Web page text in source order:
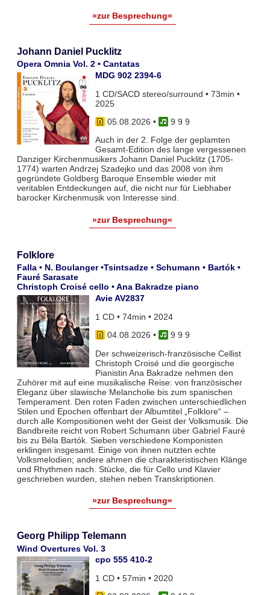
»zur Besprechung«
Johann Daniel Pucklitz
Opera Omnia Vol. 2 • Cantatas
MDG 902 2394-6
1 CD/SACD stereo/surround • 73min •
2025
05.08.2026 •
9 9 9
Auch in der 2. Folge der geplamten
Gesamt-Edition des lange vergessenen
Danziger Kirchenmusikers Johann Daniel Pucklitz (1705-
1774) warten Andrzej Szadejko und das 2008 von ihm
gegründete Goldberg Baroque Ensemble wieder mit
veritablen Entdeckungen auf, die nicht nur für Liebhaber
barocker Kirchenmusik von Interesse sind.
»zur Besprechung«
Folklore
Falla • N. Boulanger •Tsintsadze • Schumann • Bartók •
Fauré Sarasate
Christoph Croisé cello • Ana Bakradze piano
Avie AV2837
1 CD • 74min • 2024
04.08.2026 •
9 9 9
Der schweizerisch-französische Cellist
Christoph Croisé und die georgische
Pianistin Ana Bakradze nehmen den
Zuhörer mit auf eine musikalische Reise: von französischer
Eleganz über slawische Melancholie bis zum spanischen
Temperament. Den roten Faden zwischen unterschiedlichen
Stilen und Epochen offenbart der Albumtitel „Folklore“ –
durch alle Kompositionen weht der Geist der Volksmusik. Die
Bandbreite reicht von Robert Schumann über Gabriel Fauré
bis zu Béla Bartók. Sieben verschiedene Komponisten
erklingen insgesamt. Einige von ihnen nutzten echte
Volksmelodien; andere ahmen die charakteristischen Klänge
und Rhythmen nach. Stücke, die für Cello und Klavier
geschrieben wurden, stehen neben Transkriptionen.
»zur Besprechung«
Georg Philipp Telemann
Wind Overtures Vol. 3
cpo 555 410-2
1 CD • 57min • 2020